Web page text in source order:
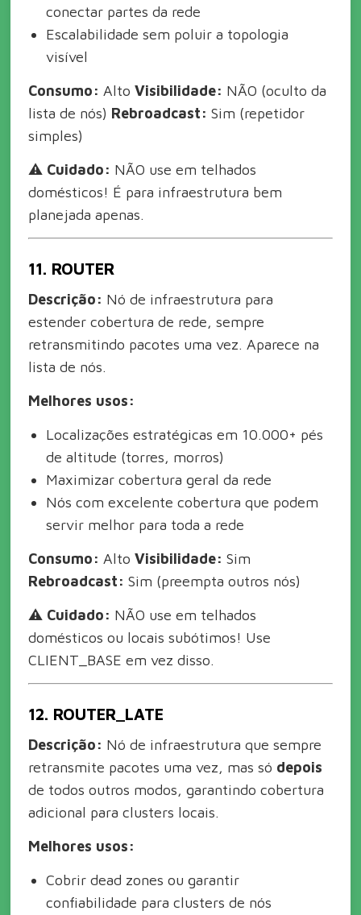
conectar partes da rede
Escalabilidade sem poluir a topologia
visível
Consumo: AltoVisibilidade: NÃO (oculto da
lista de nós) Rebroadcast: Sim (repetidor
simples)
⚠️ Cuidado: NÃO use em telhados
domésticos! É para infraestrutura bem
planejada apenas.
11. ROUTER
Descrição: Nó de infraestrutura para
estender cobertura de rede, sempre
retransmitindo pacotes uma vez. Aparece na
lista de nós.
Melhores usos:
Localizações estratégicas em 10.000+ pés
de altitude (torres, morros)
Maximizar cobertura geral da rede
Nós com excelente cobertura que podem
servir melhor para toda a rede
Consumo: AltoVisibilidade: Sim
Rebroadcast: Sim (preempta outros nós)
⚠️ Cuidado: NÃO use em telhados
domésticos ou locais subótimos! Use
CLIENT_BASE em vez disso.
12. ROUTER_LATE
Descrição: Nó de infraestrutura que sempre
retransmite pacotes uma vez, mas só depois
de todos outros modos, garantindo cobertura
adicional para clusters locais.
Melhores usos:
Cobrir dead zones ou garantir
confiabilidade para clusters de nós